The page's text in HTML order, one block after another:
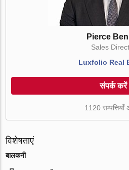
Pierce
Sales
Luxfolio Real
संपर्क करें
1120 सम्पत्तियाँ
विशेषताएं
बालकनी